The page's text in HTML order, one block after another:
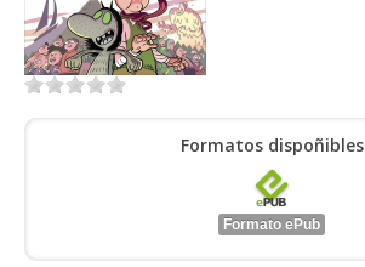
Formatos dispoñibles
Formato ePub